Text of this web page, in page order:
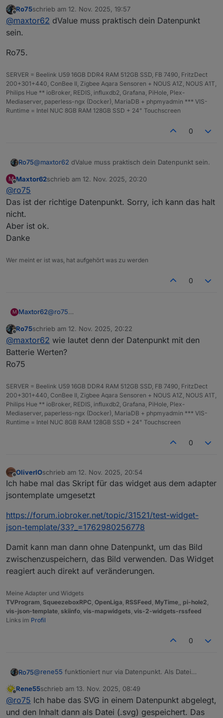
@maxtor62schaue bitte Post #20.
});
noch eingebaut.
Sorry, ich bin halt kein Coder.
Offline
Ro75schrieb am 12. Nov. 2025, 19:57
zuletzt editiert von
@maxtor62 dValue muss praktisch dein Datenpunkt
sein.
Ro75.
SERVER = Beelink U59 16GB DDR4 RAM 512GB SSD, FB 7490, FritzDect
200+301+440, ConBee II, Zigbee Aqara Sensoren + NOUS A1Z, NOUS A1T,
Philips Hue ** ioBroker, REDIS, influxdb2, Grafana, PiHole, Plex-
Mediaserver, paperless-ngx (Docker), MariaDB + phpmyadmin *** VIS-
Runtime = Intel NUC 8GB RAM 128GB SSD + 24" Touchscreen
0
Ro75@maxtor62 dValue muss praktisch dein Datenpunkt sein.
Ro75.
M
Offline
Maxtor62schrieb am 12. Nov. 2025, 20:20
zuletzt editiert von
@ro75
Das ist der richtige Datenpunkt. Sorry, ich kann das halt
nicht.
Aber ist ok.
Danke
Wer meint er ist was, hat aufgehört was zu werden
0
M Maxtor62@ro75
halt nicht.
Aber ist ok.
Danke
Offline
Ro75schrieb am 12. Nov. 2025, 20:22
zuletzt editiert von
@maxtor62 wie lautet denn der Datenpunkt mit den
Batterie Werten?
Ro75
SERVER = Beelink U59 16GB DDR4 RAM 512GB SSD, FB 7490, FritzDect
200+301+440, ConBee II, Zigbee Aqara Sensoren + NOUS A1Z, NOUS A1T,
Philips Hue ** ioBroker, REDIS, influxdb2, Grafana, PiHole, Plex-
Mediaserver, paperless-ngx (Docker), MariaDB + phpmyadmin *** VIS-
Runtime = Intel NUC 8GB RAM 128GB SSD + 24" Touchscreen
0
Offline
OliverIOschrieb am 12. Nov. 2025, 20:54
zuletzt editiert von
Ich habe mal das Skript für das widget aus dem adapter
jsontemplate umgesetzt
https://forum.iobroker.net/topic/31521/test-widget-
json-template/33?_=1762980256778
Damit kann man dann ohne Datenpunkt, um das Bild
zwischenzuspeichern, das Bild verwenden. Das Widget
reagiert auch direkt auf veränderungen.
Meine Adapter und Widgets
TVProgram, SqueezeboxRPC, OpenLiga, RSSFeed, MyTime,, pi-hole2,
vis-json-template, skiinfo, vis-mapwidgets, vis-2-widgets-rssfeed
Links im Profil
0
Ro75@rene55 funktioniert nur via Datenpunkt. Als Datei
auch nur Meldungen.
Zeige mal bitte den dazugehörigen Code, also den von
der Funktion.
Ro75.
Offline
Rene55schrieb am 13. Nov. 2025, 08:49
zuletzt editiert von
@ro75 Ich habe das SVG in einem Datenpunkt abgelegt,
und den Inhalt dann als Datei (.svg) gespeichert. Das